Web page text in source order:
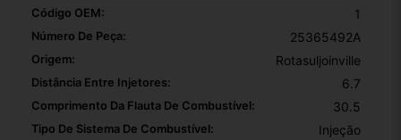
Código OEM: 1
Número De Peça: 25365492A
Origem: Rotasuljoinville
Distância Entre Injetores: 6.7
Comprimento Da Flauta De Combustível: 30.5
Tipo De Sistema De Combustível: Injeção